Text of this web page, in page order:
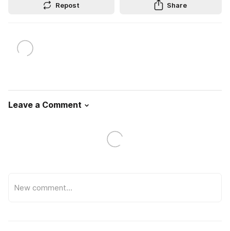
Repost Share
Leave a Comment